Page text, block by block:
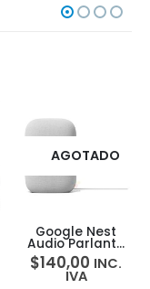
AGOTADO
Google Nest
Audio Parlante
Inteligente
Asistente De
Google
$140,00 INC.
IVA